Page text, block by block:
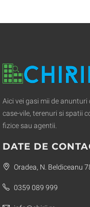
Aici vei gasi mii de
case-vile, terenuri si spatii
fizice sau agentii.
DATE DE
Oradea, N. Beldiceanu
0359 089 999